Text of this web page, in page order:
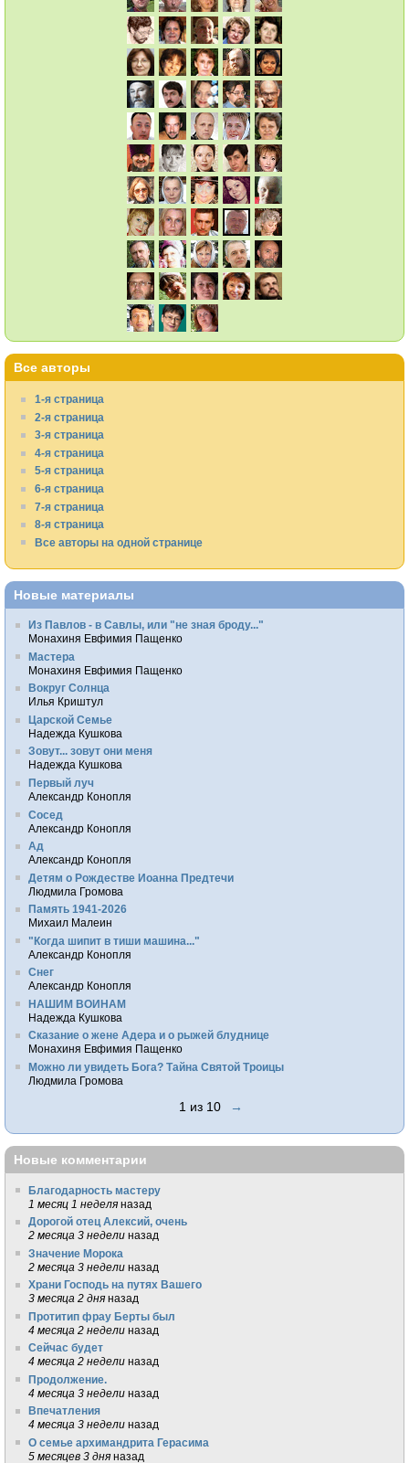
Все авторы
1-я страница
2-я страница
3-я страница
4-я страница
5-я страница
6-я страница
7-я страница
8-я страница
Все авторы на одной странице
Новые материалы
Из Павлов - в Савлы, или "не зная броду..."
Монахиня Евфимия Пащенко
Мастера
Монахиня Евфимия Пащенко
Вокруг Солнца
Илья Криштул
Царской Семье
Надежда Кушкова
Зовут... зовут они меня
Надежда Кушкова
Первый луч
Александр Конопля
Сосед
Александр Конопля
Ад
Александр Конопля
Детям о Рождестве Иоанна Предтечи
Людмила Громова
Память 1941-2026
Михаил Малеин
"Когда шипит в тиши машина..."
Александр Конопля
Снег
Александр Конопля
НАШИМ ВОИНАМ
Надежда Кушкова
Сказание о жене Адера и о рыжей блуднице
Монахиня Евфимия Пащенко
Можно ли увидеть Бога? Тайна Святой Троицы
Людмила Громова
1 из 10 →
Новые комментарии
Благодарность мастеру
1 месяц 1 неделя назад
Дорогой отец Алексий, очень
2 месяца 3 недели назад
Значение Морока
2 месяца 3 недели назад
Храни Господь на путях Вашего
3 месяца 2 дня назад
Протитип фрау Берты был
4 месяца 2 недели назад
Сейчас будет
4 месяца 2 недели назад
Продолжение.
4 месяца 3 недели назад
Впечатления
4 месяца 3 недели назад
О семье архимандрита Герасима
5 месяцев 3 дня назад